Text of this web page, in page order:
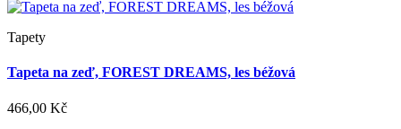
Tapety
Tapeta na zeď, FOREST DREAMS, les béžová
466,00 Kč